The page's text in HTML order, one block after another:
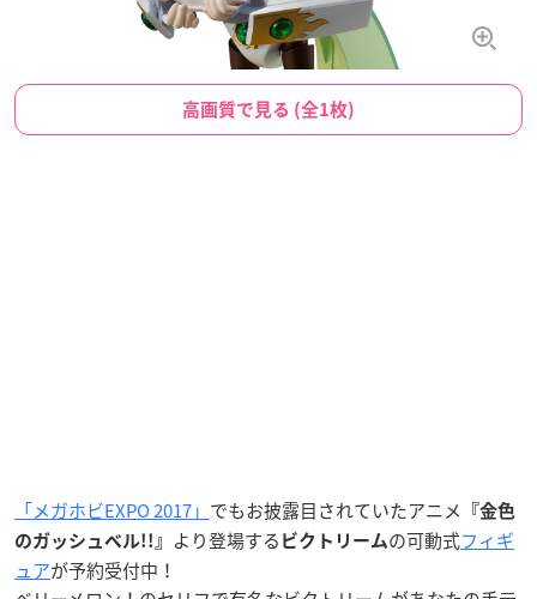
高画質で見る (全1枚)
「メガホビEXPO 2017」 でもお披露目されていたアニメ
『金色
のガッシュベル!!』
より登場する ビクトリームの可動式フィギ
ュアが予約受付中！